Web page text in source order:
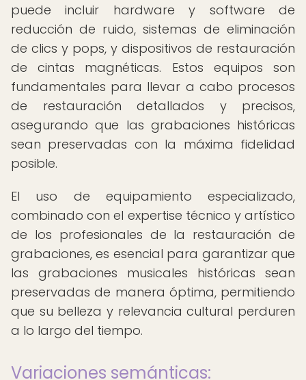
puede incluir hardware y software de
reducción de ruido, sistemas de eliminación
de clics y pops, y dispositivos de restauración
de cintas magnéticas. Estos equipos son
fundamentales para llevar a cabo procesos
de restauración detallados y precisos,
asegurando que las grabaciones históricas
sean preservadas con la máxima fidelidad
posible.
El uso de equipamiento especializado,
combinado con el expertise técnico y artístico
de los profesionales de la restauración de
grabaciones, es esencial para garantizar que
las grabaciones musicales históricas sean
preservadas de manera óptima, permitiendo
que su belleza y relevancia cultural perduren
a lo largo del tiempo.
Variaciones semánticas: